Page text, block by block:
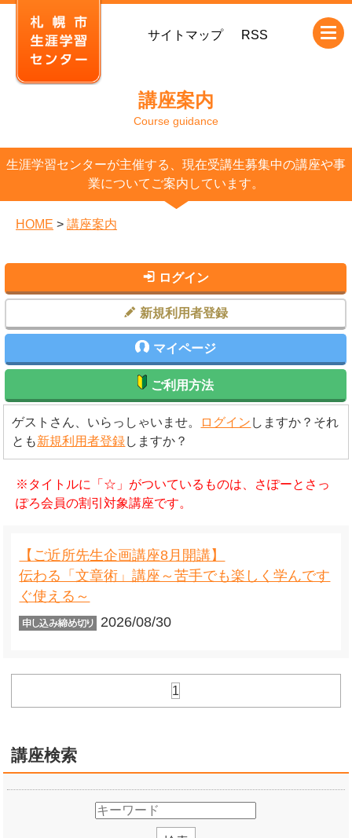
サイトマップ RSS
講座案内
Course guidance
生涯学習センターが主催する、現在受講生募集中の講座や事
業についてご案内しています。
HOME > 講座案内
ゲストさん、いらっしゃいませ。 ログイン しますか？それ
とも新規利用者登録しますか？
※タイトルに「☆」がついているものは、さぽーとさっ
ぽろ会員の割引対象講座です。
【ご近所先生企画講座8月開講】
伝わる「文章術」講座～苦手でも楽しく学んです
ぐ使える～
2026/08/30
1
ログイン
新規利用者登録
マイページ
ご利用方法
講座検索